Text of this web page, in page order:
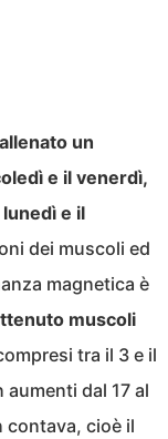
un
e il venerdì,
lunedì e il
dei muscoli ed
magnetica è
muscoli
tra il 3 e il
dal 17 al
contava, cioè il